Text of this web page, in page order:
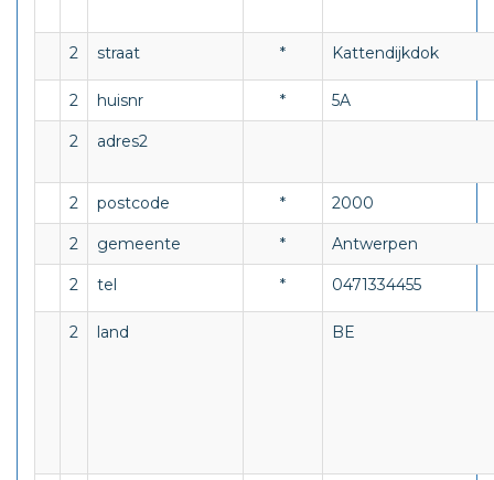
2 straat * Kattendijkdok
2 huisnr * 5A
2 adres2
2 postcode * 2000
2 gemeente * Antwerpen
2 tel * 0471334455
2 land BE